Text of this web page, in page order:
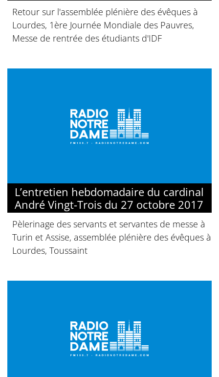
Retour sur l'assemblée plénière des évêques à
Lourdes, 1ère Journée Mondiale des Pauvres,
Messe de rentrée des étudiants d'IDF
L’entretien hebdomadaire du cardinal
André Vingt-Trois du 27 octobre 2017
Pèlerinage des servants et servantes de messe à
Turin et Assise, assemblée plénière des évêques à
Lourdes, Toussaint